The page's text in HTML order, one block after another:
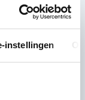
instellingen
uit de